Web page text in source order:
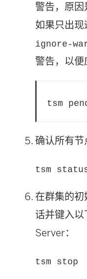
警告，原因
如果只出现
ignore-
警告，以便
tsm
确认所有节
tsm
在群集的
话并键入以
Server：
tsm stop